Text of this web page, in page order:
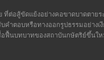
ต่อสู้ขัดแย้งอย่างคอขาดบาดตายร
บคำตอบหรือทางออกรูปธรรมอย่าง
ฟื้นบทบาทของสถาบันกษัตริย์ขึ้นใ